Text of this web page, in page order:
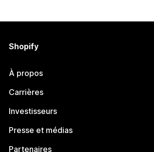
Shopify
À propos
Carrières
Investisseurs
Presse et médias
Partenaires